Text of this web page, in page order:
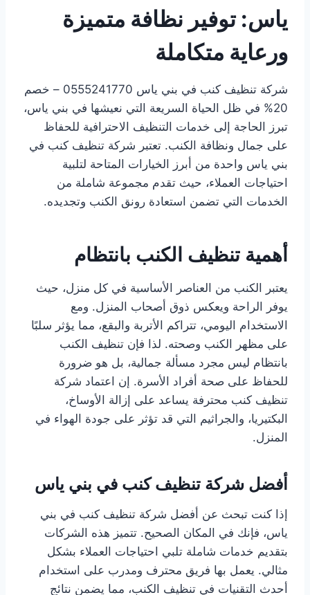
ياس: توفير نظافة متميزة
ورعاية متكاملة
شركة تنظيف كنب في بني ياس 0555241770 – خصم
20% في ظل الحياة السريعة التي نعيشها في بني ياس،
تبرز الحاجة إلى خدمات التنظيف الاحترافية للحفاظ
على جمال ونظافة الكنب. تعتبر شركة تنظيف كنب في
بني ياس واحدة من أبرز الخيارات المتاحة لتلبية
احتياجات العملاء، حيث تقدم مجموعة شاملة من
الخدمات التي تضمن استعادة رونق الكنب وتجديده.
أهمية تنظيف الكنب بانتظام
يعتبر الكنب من العناصر الأساسية في كل منزل، حيث
يوفر الراحة ويعكس ذوق أصحاب المنزل. ومع
الاستخدام اليومي، تتراكم الأتربة والبقع، مما يؤثر سلبًا
على مظهر الكنب وصحته. لذا فإن تنظيف الكنب
بانتظام ليس مجرد مسألة جمالية، بل هو ضرورة
للحفاظ على صحة أفراد الأسرة. إن اعتماد شركة
تنظيف كنب محترفة يساعد على إزالة الأوساخ،
البكتيريا، والجراثيم التي قد تؤثر على جودة الهواء في
المنزل.
أفضل شركة تنظيف كنب في بني ياس
إذا كنت تبحث عن أفضل شركة تنظيف كنب في بني
ياس، فإنك في المكان الصحيح. تتميز هذه الشركات
بتقديم خدمات شاملة تلبي احتياجات العملاء بشكل
مثالي. يعمل بها فريق محترف ومدرب على استخدام
أحدث التقنيات في تنظيف الكنب، مما يضمن نتائج